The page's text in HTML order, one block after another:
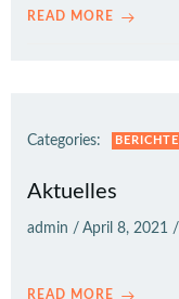
READ MORE
Categories: BERICHTE
Aktuelles
admin / April 8, 2021 /
READ MORE